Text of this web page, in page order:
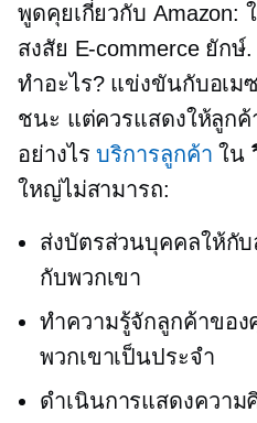
พูดคุยเกี่ยวกับ Amazon:
สงสัย E-commerceยักษ์.
ทำอะไร? แข่งขันกับอเ
ชนะ แต่ควรแสดงให้ลูก
อย่างไรบริการลูกค้า ใน
ใหญ่ไม่สามารถ:
ส่งบัตรส่วนบุคคลให้กั
กับพวกเขา
ทำความรู้จักลูกค้าขอ
พวกเขาเป็นประจำ
ดำเนินการแสดงความ